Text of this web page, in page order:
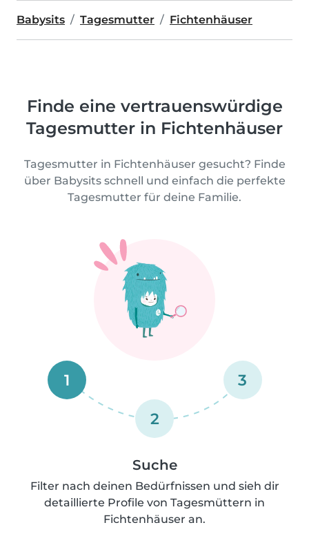
Babysits Tagesmutter Fichtenhäuser
Finde eine vertrauenswürdige
Tagesmutter in Fichtenhäuser
Tagesmutter in Fichtenhäuser gesucht? Finde
über Babysits schnell und einfach die perfekte
Tagesmutter für deine Familie.
1
2
3
Suche
Filter nach deinen Bedürfnissen und sieh dir
detaillierte Profile von Tagesmüttern in
Fichtenhäuser an.